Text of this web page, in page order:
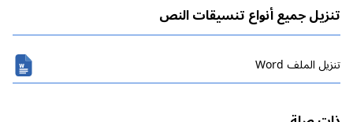
تنزيل جميع أنواع تنسيقات النص
تنزیل الملف Word